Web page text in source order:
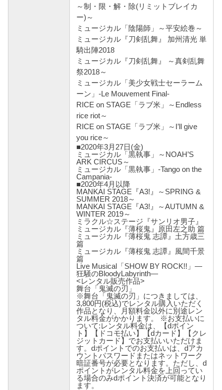
～制・限・解・除(リミットブレイカ
ー)～
ミュージカル「陰陽師」～平安絵巻～
ミュージカル『刀剣乱舞』 加州清光 単
騎出陣2018
ミュージカル『刀剣乱舞』 ～真剣乱舞
祭2018～
ミュージカル「美少女戦士セーラーム
ーン」-Le Mouvement Final-
RICE on STAGE「ラブ米」～Endless
rice riot～
RICE on STAGE「ラブ米」～I’ll give
you rice～
■2020年3月27日(金)
ミュージカル「黒執事」～NOAH’S
ARK CIRCUS～
ミュージカル「黒執事」-Tango on the
Campania-
■2020年4月以降
MANKAI STAGE『A3!』～SPRING &
SUMMER 2018～
MANKAI STAGE『A3!』～AUTUMN &
WINTER 2019～
ミラクル☆ステージ『サンリオ男子』
ミュージカル『薄桜鬼』原田左之助 篇
ミュージカル『薄桜鬼 志譚』土方歳三
篇
ミュージカル『薄桜鬼 志譚』風間千景
篇
Live Musical「SHOW BY ROCK!!」―
狂騒のBloodyLabyrinth―
<レンタル販売作品>
舞台「鬼滅の刃」
※舞台「鬼滅の刃」につきましては、
3,800円(税込)でレンタル購入いただく
作品となり、月額料金以外に別途レン
タル料金がかかります。 ※お支払いに
ついて:レンタル料金は、【dポイン
ト】【ドコモ払い】【dカード】【クレ
ジットカード】でお支払いいただけま
す。dポイントでのお支払いは、dアカ
ウントパスワードまたはネットワーク
暗証番号が必要となります。ただし、d
ポイントがレンタル料金を上回ってい
る場合のみdポイント決済が可能となり
ます。